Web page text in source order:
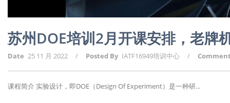
苏州DOE培训2月开课安排，老牌
Date 25 11 月 2022 / Posted By IATF16949培训中心 /
课程简介 实验设计，即DOE（Design Of Experiment）是一种研...